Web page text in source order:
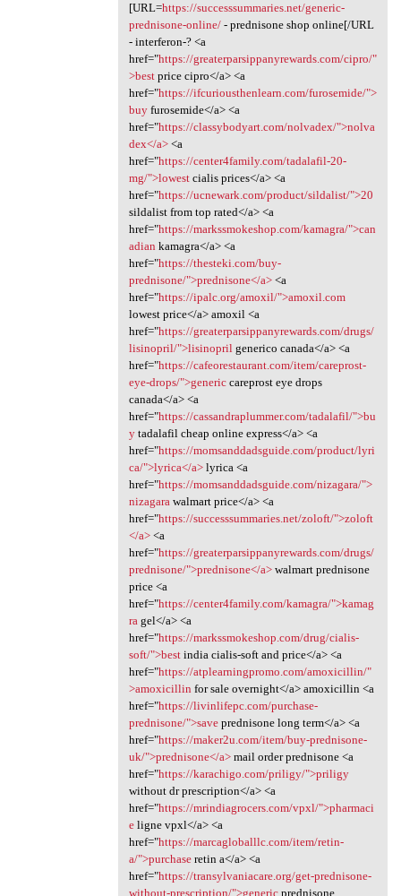
[URL=https://successsummaries.net/generic-
prednisone-online/- prednisone shop online[/URL
- interferon-? <a
href="https://greaterparsippanyrewards.com/cipro/"
>bestprice cipro</a> <a
href="https://ifcuriousthenlearn.com/furosemide/">
buyfurosemide</a> <a
href="https://classybodyart.com/nolvadex/">nolva
dex</a><a
href="https://center4family.com/tadalafil-20-
mg/">lowestcialis prices</a> <a
href="https://ucnewark.com/product/sildalist/">20
sildalist from top rated</a> <a
href="https://markssmokeshop.com/kamagra/">can
adian kamagra</a> <a
href="https://thesteki.com/buy-
prednisone/">prednisone</a><a
href="https://ipalc.org/amoxil/">amoxil.com
lowest price</a> amoxil <a
href="https://greaterparsippanyrewards.com/drugs/
lisinopril/">lisinoprilgenerico canada</a> <a
href="https://cafeorestaurant.com/item/careprost-
eye-drops/">genericcareprost eye drops
canada</a> <a
href="https://cassandraplummer.com/tadalafil/">bu
ytadalafil cheap online express</a> <a
href="https://momsanddadsguide.com/product/lyri
ca/">lyrica</a>lyrica <a
href="https://momsanddadsguide.com/nizagara/">
nizagarawalmart price</a> <a
href="https://successsummaries.net/zoloft/">zoloft
</a><a
href="https://greaterparsippanyrewards.com/drugs/
prednisone/">prednisone</a>walmart prednisone
price <a
href="https://center4family.com/kamagra/">kamag
ragel</a> <a
href="https://markssmokeshop.com/drug/cialis-
soft/">bestindia cialis-soft and price</a> <a
href="https://atplearningpromo.com/amoxicillin/"
>amoxicillin for sale overnight</a> amoxicillin <a
href="https://livinlifepc.com/purchase-
prednisone/">saveprednisone long term</a> <a
href="https://maker2u.com/item/buy-prednisone-
uk/">prednisone</a>mail order prednisone <a
href="https://karachigo.com/priligy/">priligy
without dr prescription</a> <a
href="https://mrindiagrocers.com/vpxl/">pharmaci
eligne vpxl</a> <a
href="https://marcagloballlc.com/item/retin-
a/">purchaseretin a</a> <a
href="https://transylvaniacare.org/get-prednisone-
without-prescription/">genericprednisone